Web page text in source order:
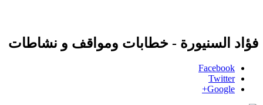
فؤاد السنيورة - خطابات ومواقف و نشاطات
Facebook
Twitter
Google+